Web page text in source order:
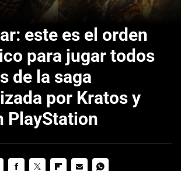
este es el orden
para jugar todos
de la saga
por Kratos y
PlayStation